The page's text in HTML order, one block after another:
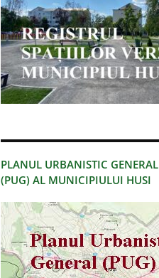
PLANUL URBANISTIC GENERAL
(PUG) AL MUNICIPIULUI HUSI